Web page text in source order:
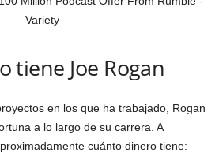
tiene Joe Rogan
en los que ha trabajado, Rogan
a lo largo de su carrera. A
cuánto dinero tiene: